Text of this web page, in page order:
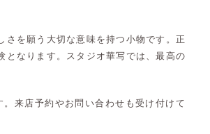
を願う大切な意味を持つ小物です。正
となります。スタジオ華写では、最高の
来店予約やお問い合わせも受け付けて